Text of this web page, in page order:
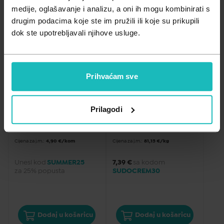
medije, oglašavanje i analizu, a oni ih mogu kombinirati s
drugim podacima koje ste im pružili ili koje su prikupili
dok ste upotrebljavali njihove usluge.
Prihvaćam sve
Prilagodi
Zdravlje muškarca
Zdravlje žene
Minerali
Probiotici i prebiotici Najviša cijena
KOZMETIKA ZA BEBE
My little Sudocrem, 22g
Cijena za j.m.: 4,90 €/kom
Unesi kod
SUMMER25
za 25% popusta
Dodaj u košaricu
PELENSKI OSIP
Sudocrem Multiexpert
zaštitna krema, 125g
Cijena za j.m.: 81,15 €/kg
7,39 €
sa kodom
SUDOCREM30
Dodaj u košaricu